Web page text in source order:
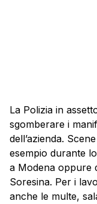
La Polizia in
sgomberare i
dell’azienda. Scene
esempio durante
a Modena oppure
Soresina. Per i
anche le multe,